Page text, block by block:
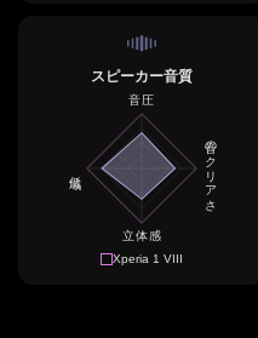
スピーカー音質
音圧
音のクリアさ
立体感
Xperia 1 VIII